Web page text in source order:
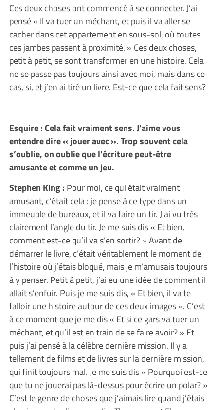
Ces deux choses ont commencé à se connecter. J’ai
pensé « Il va tuer un méchant, et puis il va aller se
cacher dans cet appartement en sous-sol, où toutes
ces jambes passent à proximité. » Ces deux choses,
petit à petit, se sont transformer en une histoire. Cela
ne se passe pas toujours ainsi avec moi, mais dans ce
cas, si, et j’en ai tiré un livre. Est-ce que cela fait sens?
Esquire : Cela fait vraiment sens. J’aime vous
entendre dire « jouer avec ». Trop souvent cela
s’oublie, on oublie que l’écriture peut-être
amusante et comme un jeu.
Stephen King : Pour moi, ce qui était vraiment
amusant, c’était cela : je pense à ce type dans un
immeuble de bureaux, et il va faire un tir. J’ai vu très
clairement l’angle du tir. Je me suis dis « Et bien,
comment est-ce qu’il va s’en sortir? » Avant de
démarrer le livre, c’était véritablement le moment de
l’histoire où j’étais bloqué, mais je m’amusais toujours
à y penser. Petit à petit, j’ai eu une idée de comment il
allait s’enfuir. Puis je me suis dis, « Et bien, il va te
falloir une histoire autour de ces deux images ». C’est
à ce moment que je me dis « Et si ce gars va tuer un
méchant, et qu’il est en train de se faire avoir? » Et
puis j’ai pensé à la célèbre dernière mission. Il y a
tellement de films et de livres sur la dernière mission,
qui finit toujours mal. Je me suis dis « Pourquoi est-ce
que tu ne jouerai pas là-dessus pour écrire un polar? »
C’est le genre de choses que j’aimais lire quand j’étais